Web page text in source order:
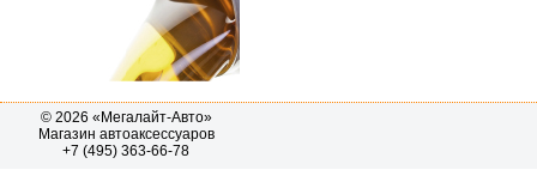
© 2026 «Мегалайт-Авто»
Магазин автоаксессуаров
+7 (495) 363-66-78